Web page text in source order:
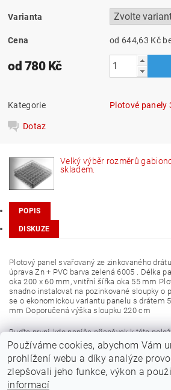
Varianta
Cena od 644,63 Kč
od 780 Kč
Kategorie Plotové panely
Dotaz
Velký výběr rozměrů
skladem.
POPIS
DISKUZE
Plotový panel svařovaný ze zinkovaného
úprava Zn + PVC barva zelená 6005 . Délka
oka 200 x 60 mm, vnitřní šířka oka 55 mm
snadno instalovat na pozinkované sloupky o
se o ekonomickou variantu panelu s drátem
mm Doporučená výška sloupku 220 cm
Buďte první, kdo napíše příspěvek k této
Přidat komentář
Používáme cookies, abychom Vám
prohlížení webu a díky analýze
zlepšovali jeho funkce, výkon a
informací